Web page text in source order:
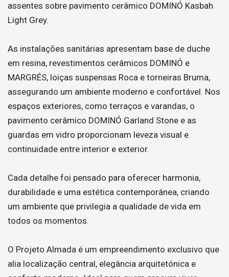
assentes sobre pavimento cerâmico DOMINÓ Kasbah
Light Grey.
As instalações sanitárias apresentam base de duche
em resina, revestimentos cerâmicos DOMINÓ e
MARGRÉS, loiças suspensas Roca e torneiras Bruma,
assegurando um ambiente moderno e confortável. Nos
espaços exteriores, como terraços e varandas, o
pavimento cerâmico DOMINÓ Garland Stone e as
guardas em vidro proporcionam leveza visual e
continuidade entre interior e exterior.
Cada detalhe foi pensado para oferecer harmonia,
durabilidade e uma estética contemporânea, criando
um ambiente que privilegia a qualidade de vida em
todos os momentos.
O Projeto Almada é um empreendimento exclusivo que
alia localização central, elegância arquitetónica e